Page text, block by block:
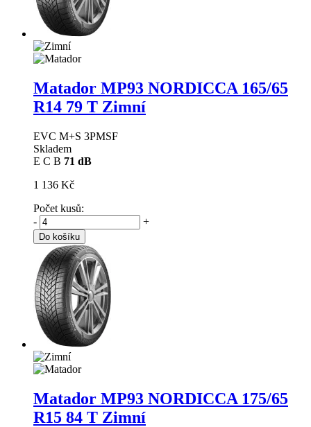
Matador MP93 NORDICCA 165/65
R14 79 T Zimní
EVC M+S 3PMSF
Skladem
E C B 71 dB
1 136 Kč
Počet kusů:
-
+
Do košíku
Matador MP93 NORDICCA 175/65
R15 84 T Zimní